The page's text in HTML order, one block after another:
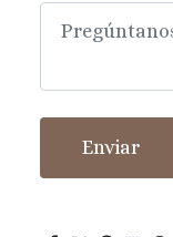
Enviar